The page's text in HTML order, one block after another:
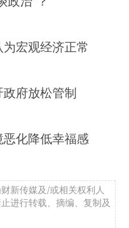
宏观经济正常
政府放松管制
化降低幸福感
新传媒及/或相关权利人
进行转载、摘编、复制及